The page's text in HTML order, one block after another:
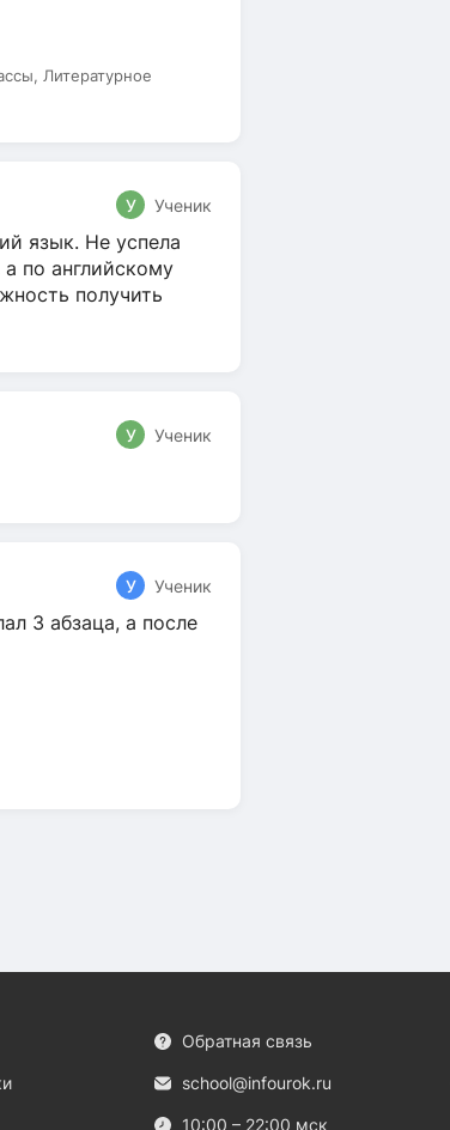
Литературное
У Ученик
язык. Не успела
а по английскому
получить
У Ученик
У Ученик
3 абзаца, а после
Обратная связь
school@infourok.ru
10:00 – 22:00 мск